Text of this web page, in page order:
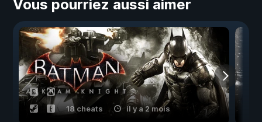
Vous pourriez aussi aimer
18 cheats il y a 2 mois